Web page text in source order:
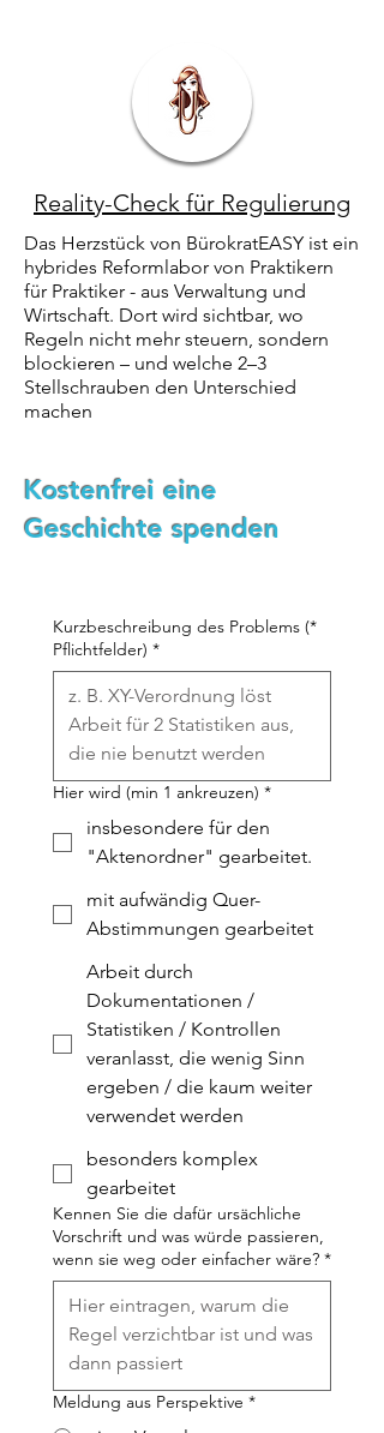
Reality-Check für Regulierung
Das Herzstück von BürokratEASY ist ein
hybrides Reformlabor von Praktikern
für Praktiker - aus Verwaltung und
Wirtschaft. Dort wird sichtbar, wo
Regeln nicht mehr steuern, sondern
blockieren – und welche 2–3
Stellschrauben den Unterschied
machen
Kostenfrei eine
Geschichte spenden
Kurzbeschreibung des Problems (*
Pflichtfelder) *
Hier wird (min 1 ankreuzen) *
insbesondere für den
"Aktenordner" gearbeitet.
mit aufwändig Quer-
Abstimmungen gearbeitet
Arbeit durch
Dokumentationen /
Statistiken / Kontrollen
veranlasst, die wenig Sinn
ergeben / die kaum weiter
verwendet werden
besonders komplex
gearbeitet
Kennen Sie die dafür ursächliche
Vorschrift und was würde passieren,
wenn sie weg oder einfacher wäre? *
Meldung aus Perspektive *